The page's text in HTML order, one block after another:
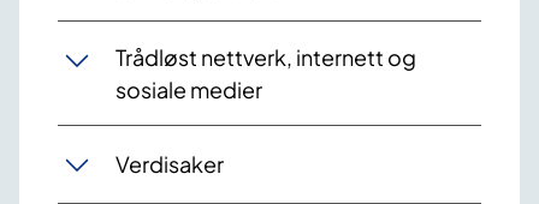
Trådløst nettverk, internett og
sosiale medier
Verdisaker